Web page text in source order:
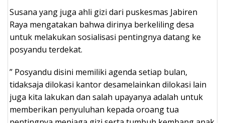
Susana yang juga ahli gizi dari puskesmas Jabiren
Raya mengatakan bahwa dirinya berkeliling desa
untuk melakukan sosialisasi pentingnya datang ke
posyandu terdekat.
” Posyandu disini memiliki agenda setiap bulan,
tidaksaja dilokasi kantor desamelainkan dilokasi lain
juga kita lakukan dan salah upayanya adalah untuk
memberikan penyuluhan kepada oroang tua